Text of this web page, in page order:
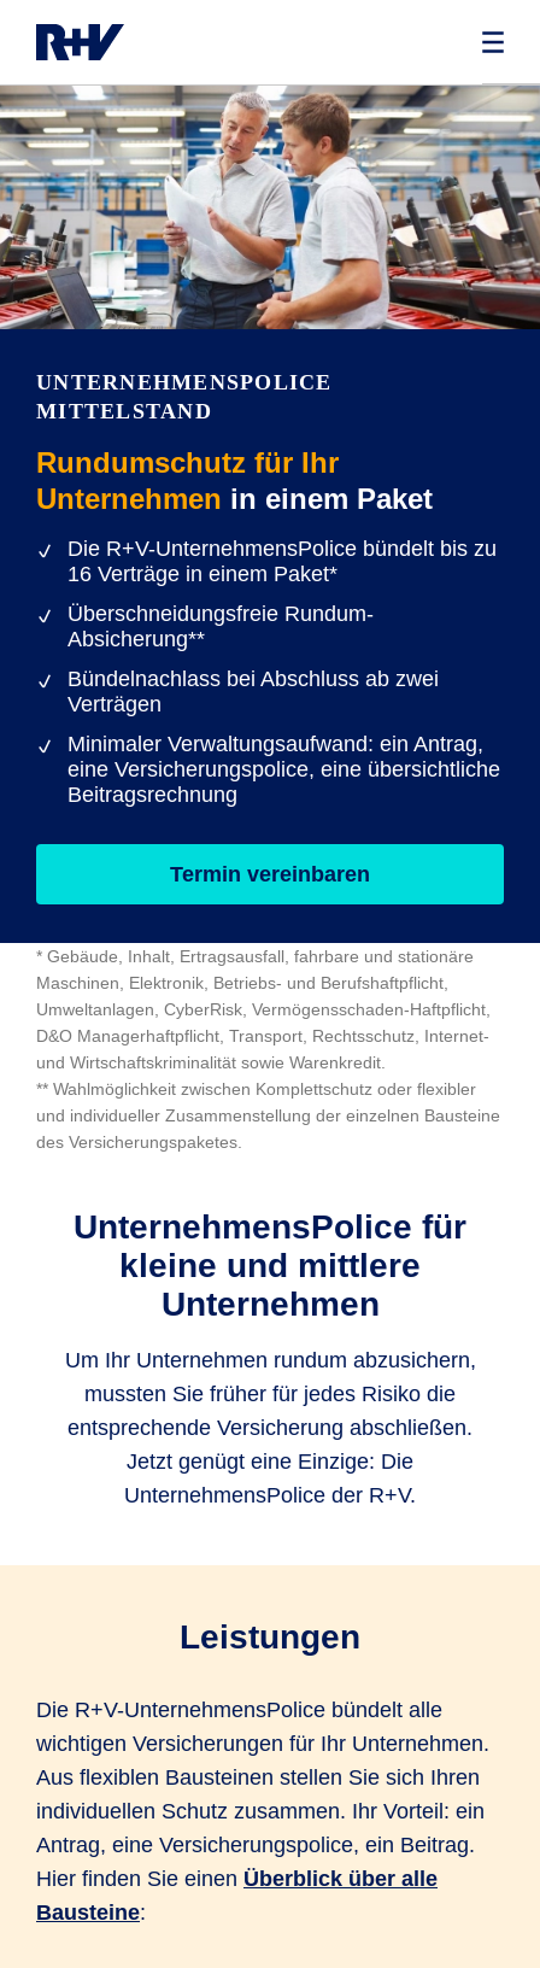
UNTERNEHMENSPOLICE
MITTELSTAND
Rundumschutz für Ihr
Unternehmen in einem Paket
Die R+V-UnternehmensPolice bündelt bis zu
16 Verträge in einem Paket*
Überschneidungsfreie Rundum-
Absicherung**
Bündelnachlass bei Abschluss ab zwei
Verträgen
Minimaler Verwaltungsaufwand: ein Antrag,
eine Versicherungspolice, eine übersichtliche
Beitragsrechnung
Termin vereinbaren
* Gebäude, Inhalt, Ertragsausfall, fahrbare und stationäre
Maschinen, Elektronik, Betriebs- und Berufshaftpflicht,
Umweltanlagen, CyberRisk, Vermögensschaden-Haftpflicht,
D&O Managerhaftpflicht, Transport, Rechtsschutz, Internet-
und Wirtschaftskriminalität sowie Warenkredit.
** Wahlmöglichkeit zwischen Komplettschutz oder flexibler
und individueller Zusammenstellung der einzelnen Bausteine
des Versicherungspaketes.
UnternehmensPolice für
kleine und mittlere
Unternehmen
Um Ihr Unternehmen rundum abzusichern,
mussten Sie früher für jedes Risiko die
entsprechende Versicherung abschließen.
Jetzt genügt eine Einzige: Die
UnternehmensPolice der R+V.
Leistungen
Die R+V-UnternehmensPolice bündelt alle
wichtigen Versicherungen für Ihr Unternehmen.
Aus flexiblen Bausteinen stellen Sie sich Ihren
individuellen Schutz zusammen. Ihr Vorteil: ein
Antrag, eine Versicherungspolice, ein Beitrag.
Hier finden Sie einen Überblick über alle
Bausteine: